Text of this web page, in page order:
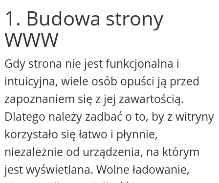
1. Budowa strony
WWW
Gdy strona nie jest funkcjonalna i
intuicyjna, wiele osób opuści ją przed
zapoznaniem się z jej zawartością.
Dlatego należy zadbać o to, by z witryny
korzystało się łatwo i płynnie,
niezależnie od urządzenia, na którym
jest wyświetlana. Wolne ładowanie,